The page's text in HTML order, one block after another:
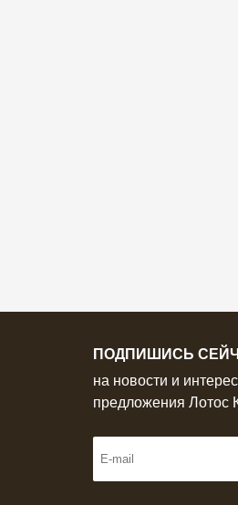
ПОДПИШИСЬ
на новости и
предложения Лотос